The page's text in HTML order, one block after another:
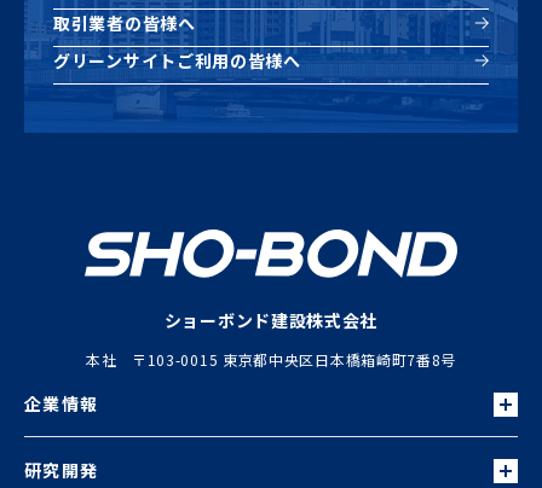
取引業者の皆様へ
グリーンサイトご利用の皆様へ
ショーボンド建設株式会社
本社 〒103-0015 東京都中央区日本橋箱崎町7番8号
企業情報
研究開発